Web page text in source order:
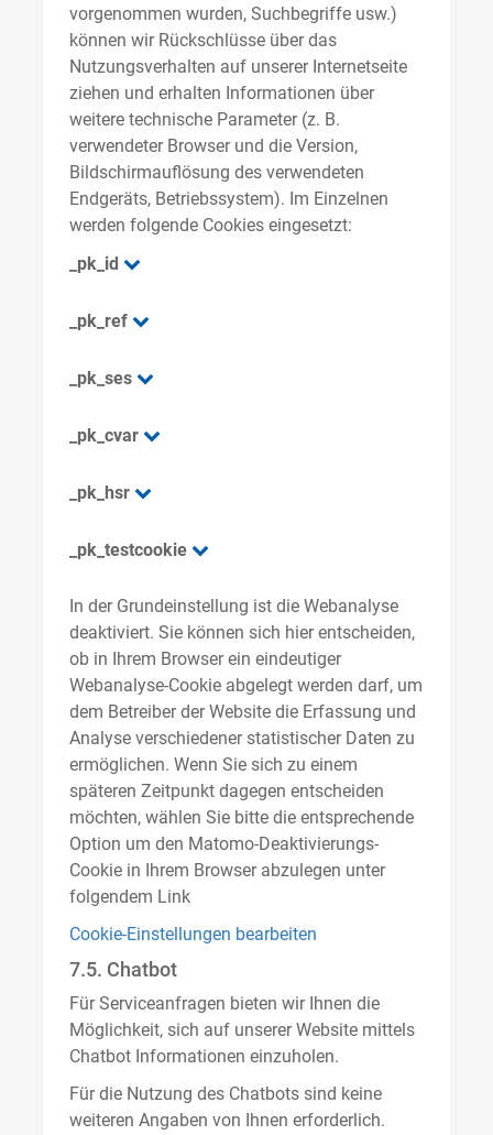
vorgenommen wurden, Suchbegriffe usw.)
können wir Rückschlüsse über das
Nutzungsverhalten auf unserer Internetseite
ziehen und erhalten Informationen über
weitere technische Parameter (z. B.
verwendeter Browser und die Version,
Bildschirmauflösung des verwendeten
Endgeräts, Betriebssystem). Im Einzelnen
werden folgende Cookies eingesetzt:
_pk_id
_pk_ref
_pk_ses
_pk_cvar
_pk_hsr
_pk_testcookie
In der Grundeinstellung ist die Webanalyse
deaktiviert. Sie können sich hier entscheiden,
ob in Ihrem Browser ein eindeutiger
Webanalyse-Cookie abgelegt werden darf, um
dem Betreiber der Website die Erfassung und
Analyse verschiedener statistischer Daten zu
ermöglichen. Wenn Sie sich zu einem
späteren Zeitpunkt dagegen entscheiden
möchten, wählen Sie bitte die entsprechende
Option um den Matomo-Deaktivierungs-
Cookie in Ihrem Browser abzulegen unter
folgendem Link
Cookie-Einstellungen bearbeiten
7.5. Chatbot
Für Serviceanfragen bieten wir Ihnen die
Möglichkeit, sich auf unserer Website mittels
Chatbot Informationen einzuholen.
Für die Nutzung des Chatbots sind keine
weiteren Angaben von Ihnen erforderlich.